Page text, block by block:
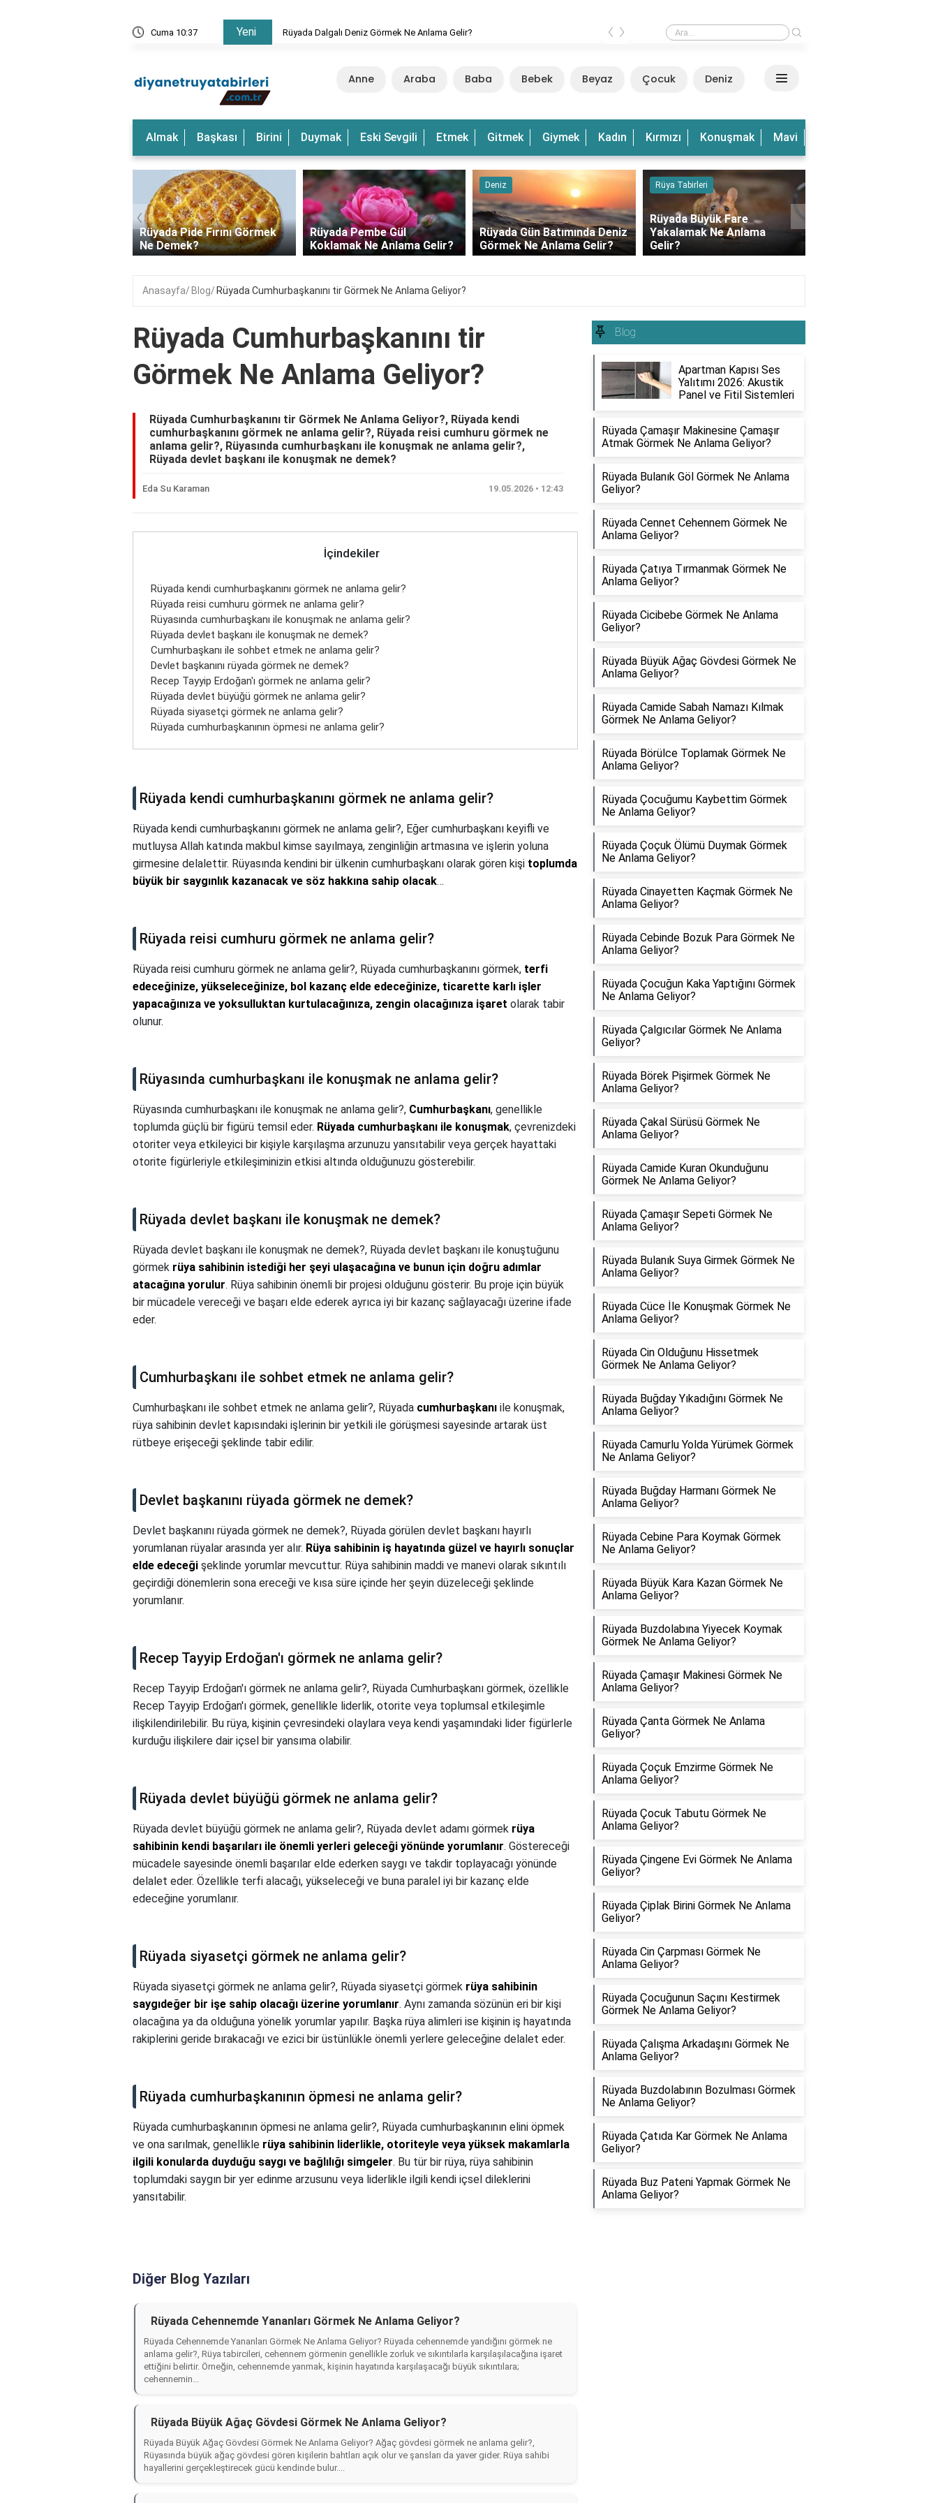
Cuma 10:37 Yeni Rüyada Dalgalı Deniz Görmek Ne Anlama Gelir? Rüyada Dalgalı Deniz Görmek Ne Anlama Gelir?
‹ ›
Anne Araba Baba Bebek Beyaz Çocuk Deniz
Almak Başkası Birini Duymak Eski Sevgili Etmek Gitmek Giymek Kadın Kırmızı Konuşmak Mavi
Rüyada Pide Fırını Görmek
Ne Demek?
Rüyada Pembe Gül
Koklamak Ne Anlama Gelir?
Deniz
Rüyada Gün Batımında Deniz
Görmek Ne Anlama Gelir?
Rüya Tabirleri
Rüyada Büyük Fare
Yakalamak Ne Anlama
Gelir?
‹ ›
Anasayfa Blog Rüyada Cumhurbaşkanını tir Görmek Ne Anlama Geliyor?
Rüyada Cumhurbaşkanını tir
Görmek Ne Anlama Geliyor?
Rüyada Cumhurbaşkanını tir Görmek Ne Anlama Geliyor?, Rüyada kendi
cumhurbaşkanını görmek ne anlama gelir?, Rüyada reisi cumhuru görmek ne
anlama gelir?, Rüyasında cumhurbaşkanı ile konuşmak ne anlama gelir?,
Rüyada devlet başkanı ile konuşmak ne demek?
Eda Su Karaman 19.05.2026 • 12:43
İçindekiler
Rüyada kendi cumhurbaşkanını görmek ne anlama gelir?
Rüyada reisi cumhuru görmek ne anlama gelir?
Rüyasında cumhurbaşkanı ile konuşmak ne anlama gelir?
Rüyada devlet başkanı ile konuşmak ne demek?
Cumhurbaşkanı ile sohbet etmek ne anlama gelir?
Devlet başkanını rüyada görmek ne demek?
Recep Tayyip Erdoğan'ı görmek ne anlama gelir?
Rüyada devlet büyüğü görmek ne anlama gelir?
Rüyada siyasetçi görmek ne anlama gelir?
Rüyada cumhurbaşkanının öpmesi ne anlama gelir?
Rüyada kendi cumhurbaşkanını görmek ne anlama gelir?
Rüyada kendi cumhurbaşkanını görmek ne anlama gelir?, Eğer cumhurbaşkanı keyifli ve
mutluysa Allah katında makbul kimse sayılmaya, zenginliğin artmasına ve işlerin yoluna
girmesine delalettir. Rüyasında kendini bir ülkenin cumhurbaşkanı olarak gören kişi toplumda
büyük bir saygınlık kazanacak ve söz hakkına sahip olacak…
Rüyada reisi cumhuru görmek ne anlama gelir?
Rüyada reisi cumhuru görmek ne anlama gelir?, Rüyada cumhurbaşkanını görmek, terfi
edeceğinize, yükseleceğinize, bol kazanç elde edeceğinize, ticarette karlı işler
yapacağınıza ve yoksulluktan kurtulacağınıza, zengin olacağınıza işaret olarak tabir
olunur.
Rüyasında cumhurbaşkanı ile konuşmak ne anlama gelir?
Rüyasında cumhurbaşkanı ile konuşmak ne anlama gelir?, Cumhurbaşkanı, genellikle
toplumda güçlü bir figürü temsil eder. Rüyada cumhurbaşkanı ile konuşmak, çevrenizdeki
otoriter veya etkileyici bir kişiyle karşılaşma arzunuzu yansıtabilir veya gerçek hayattaki
otorite figürleriyle etkileşiminizin etkisi altında olduğunuzu gösterebilir.
Rüyada devlet başkanı ile konuşmak ne demek?
Rüyada devlet başkanı ile konuşmak ne demek?, Rüyada devlet başkanı ile konuştuğunu
görmek rüya sahibinin istediği her şeyi ulaşacağına ve bunun için doğru adımlar
atacağına yorulur. Rüya sahibinin önemli bir projesi olduğunu gösterir. Bu proje için büyük
bir mücadele vereceği ve başarı elde ederek ayrıca iyi bir kazanç sağlayacağı üzerine ifade
eder.
Cumhurbaşkanı ile sohbet etmek ne anlama gelir?
Cumhurbaşkanı ile sohbet etmek ne anlama gelir?, Rüyada cumhurbaşkanı ile konuşmak,
rüya sahibinin devlet kapısındaki işlerinin bir yetkili ile görüşmesi sayesinde artarak üst
rütbeye erişeceği şeklinde tabir edilir.
Devlet başkanını rüyada görmek ne demek?
Devlet başkanını rüyada görmek ne demek?, Rüyada görülen devlet başkanı hayırlı
yorumlanan rüyalar arasında yer alır. Rüya sahibinin iş hayatında güzel ve hayırlı sonuçlar
elde edeceği şeklinde yorumlar mevcuttur. Rüya sahibinin maddi ve manevi olarak sıkıntılı
geçirdiği dönemlerin sona ereceği ve kısa süre içinde her şeyin düzeleceği şeklinde
yorumlanır.
Recep Tayyip Erdoğan'ı görmek ne anlama gelir?
Recep Tayyip Erdoğan'ı görmek ne anlama gelir?, Rüyada Cumhurbaşkanı görmek, özellikle
Recep Tayyip Erdoğan'ı görmek, genellikle liderlik, otorite veya toplumsal etkileşimle
ilişkilendirilebilir. Bu rüya, kişinin çevresindeki olaylara veya kendi yaşamındaki lider figürlerle
kurduğu ilişkilere dair içsel bir yansıma olabilir.
Rüyada devlet büyüğü görmek ne anlama gelir?
Rüyada devlet büyüğü görmek ne anlama gelir?, Rüyada devlet adamı görmek rüya
sahibinin kendi başarıları ile önemli yerleri geleceği yönünde yorumlanır. Göstereceği
mücadele sayesinde önemli başarılar elde ederken saygı ve takdir toplayacağı yönünde
delalet eder. Özellikle terfi alacağı, yükseleceği ve buna paralel iyi bir kazanç elde
edeceğine yorumlanır.
Rüyada siyasetçi görmek ne anlama gelir?
Rüyada siyasetçi görmek ne anlama gelir?, Rüyada siyasetçi görmek rüya sahibinin
saygıdeğer bir işe sahip olacağı üzerine yorumlanır. Aynı zamanda sözünün eri bir kişi
olacağına ya da olduğuna yönelik yorumlar yapılır. Başka rüya alimleri ise kişinin iş hayatında
rakiplerini geride bırakacağı ve ezici bir üstünlükle önemli yerlere geleceğine delalet eder.
Rüyada cumhurbaşkanının öpmesi ne anlama gelir?
Rüyada cumhurbaşkanının öpmesi ne anlama gelir?, Rüyada cumhurbaşkanının elini öpmek
ve ona sarılmak, genellikle rüya sahibinin liderlikle, otoriteyle veya yüksek makamlarla
ilgili konularda duyduğu saygı ve bağlılığı simgeler. Bu tür bir rüya, rüya sahibinin
toplumdaki saygın bir yer edinme arzusunu veya liderlikle ilgili kendi içsel dileklerini
yansıtabilir.
Diğer Blog Yazıları
Rüyada Cehennemde Yananları Görmek Ne Anlama Geliyor?
Rüyada Cehennemde Yananları Görmek Ne Anlama Geliyor? Rüyada cehennemde yandığını görmek ne
anlama gelir?, Rüya tabircileri, cehennem görmenin genellikle zorluk ve sıkıntılarla karşılaşılacağına işaret
ettiğini belirtir. Örneğin, cehennemde yanmak, kişinin hayatında karşılaşacağı büyük sıkıntılara;
cehennemin...
Rüyada Büyük Ağaç Gövdesi Görmek Ne Anlama Geliyor?
Rüyada Büyük Ağaç Gövdesi Görmek Ne Anlama Geliyor? Ağaç gövdesi görmek ne anlama gelir?,
Rüyasında büyük ağaç gövdesi gören kişilerin bahtları açık olur ve şansları da yaver gider. Rüya sahibi
hayallerini gerçekleştirecek gücü kendinde bulur....
Blog
Apartman Kapısı Ses
Yalıtımı 2026: Akustik
Panel ve Fitil Sistemleri
Rüyada Çamaşır Makinesine Çamaşır
Atmak Görmek Ne Anlama Geliyor?
Rüyada Bulanık Göl Görmek Ne Anlama
Geliyor?
Rüyada Cennet Cehennem Görmek Ne
Anlama Geliyor?
Rüyada Çatıya Tırmanmak Görmek Ne
Anlama Geliyor?
Rüyada Cicibebe Görmek Ne Anlama
Geliyor?
Rüyada Büyük Ağaç Gövdesi Görmek Ne
Anlama Geliyor?
Rüyada Camide Sabah Namazı Kılmak
Görmek Ne Anlama Geliyor?
Rüyada Börülce Toplamak Görmek Ne
Anlama Geliyor?
Rüyada Çocuğumu Kaybettim Görmek
Ne Anlama Geliyor?
Rüyada Çoçuk Ölümü Duymak Görmek
Ne Anlama Geliyor?
Rüyada Cinayetten Kaçmak Görmek Ne
Anlama Geliyor?
Rüyada Cebinde Bozuk Para Görmek Ne
Anlama Geliyor?
Rüyada Çocuğun Kaka Yaptığını Görmek
Ne Anlama Geliyor?
Rüyada Çalgıcılar Görmek Ne Anlama
Geliyor?
Rüyada Börek Pişirmek Görmek Ne
Anlama Geliyor?
Rüyada Çakal Sürüsü Görmek Ne
Anlama Geliyor?
Rüyada Camide Kuran Okunduğunu
Görmek Ne Anlama Geliyor?
Rüyada Çamaşır Sepeti Görmek Ne
Anlama Geliyor?
Rüyada Bulanık Suya Girmek Görmek Ne
Anlama Geliyor?
Rüyada Cüce İle Konuşmak Görmek Ne
Anlama Geliyor?
Rüyada Cin Olduğunu Hissetmek
Görmek Ne Anlama Geliyor?
Rüyada Buğday Yıkadığını Görmek Ne
Anlama Geliyor?
Rüyada Camurlu Yolda Yürümek Görmek
Ne Anlama Geliyor?
Rüyada Buğday Harmanı Görmek Ne
Anlama Geliyor?
Rüyada Cebine Para Koymak Görmek
Ne Anlama Geliyor?
Rüyada Büyük Kara Kazan Görmek Ne
Anlama Geliyor?
Rüyada Buzdolabına Yiyecek Koymak
Görmek Ne Anlama Geliyor?
Rüyada Çamaşır Makinesi Görmek Ne
Anlama Geliyor?
Rüyada Çanta Görmek Ne Anlama
Geliyor?
Rüyada Çoçuk Emzirme Görmek Ne
Anlama Geliyor?
Rüyada Çocuk Tabutu Görmek Ne
Anlama Geliyor?
Rüyada Çingene Evi Görmek Ne Anlama
Geliyor?
Rüyada Çiplak Birini Görmek Ne Anlama
Geliyor?
Rüyada Cin Çarpması Görmek Ne
Anlama Geliyor?
Rüyada Çocuğunun Saçını Kestirmek
Görmek Ne Anlama Geliyor?
Rüyada Çalışma Arkadaşını Görmek Ne
Anlama Geliyor?
Rüyada Buzdolabının Bozulması Görmek
Ne Anlama Geliyor?
Rüyada Çatıda Kar Görmek Ne Anlama
Geliyor?
Rüyada Buz Pateni Yapmak Görmek Ne
Anlama Geliyor?